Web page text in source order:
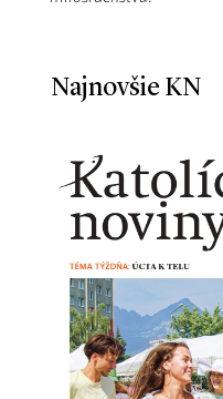
Najnovšie KN